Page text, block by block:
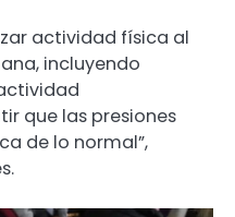
actividad física al
incluyendo
que las presiones
de lo normal”,